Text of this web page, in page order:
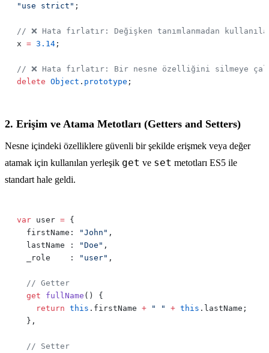
"use strict"
x = 3.14
delete Object . prototype
2. Erişim ve Atama Metotları (Getters and Setters)
Nesne içindeki özelliklere güvenli bir şekilde erişmek veya değer
atamak için kullanılan yerleşik get ve set metotları ES5 ile
standart hale geldi.
var user =
  firstName:
"John"
  lastName :
"Doe"
  _role    :
"user"
  get
fullName
    return
this .firstName + " " + this